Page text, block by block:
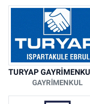
GAYRIMENKUL